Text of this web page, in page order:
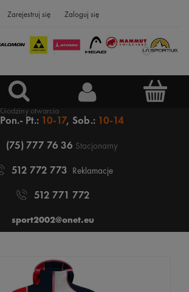
Zarejestruj się Zaloguj się
Pon.- Pt.: 10-17, Sob.: 10-14
(75) 777 76 36 Stacjonarny
512 772 773 Reklamacje
512 771 772
sport2002@onet.eu